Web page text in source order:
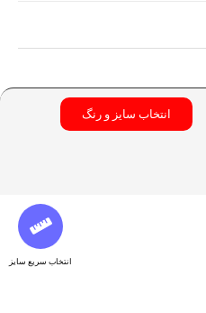
انتخاب سایز و رنگ
انتخاب سریع سایز